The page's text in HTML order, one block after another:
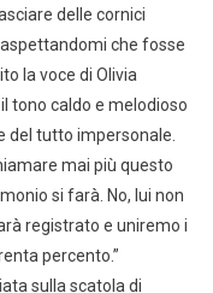
delle cornici
che fosse
la voce di Olivia
tono caldo e melodioso
del tutto impersonale.
mai più questo
si farà. No, lui non
registrato e uniremo i
percento.”
sulla scatola di